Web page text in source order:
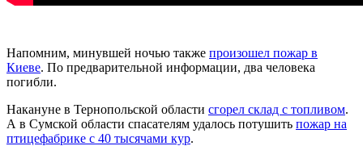
Напомним, минувшей ночью также произошел пожар в
Киеве. По предварительной информации, два человека
погибли.
Накануне в Тернопольской области сгорел склад с топливом.
А в Сумской области спасателям удалось потушить пожар на
птицефабрике с 40 тысячами кур.